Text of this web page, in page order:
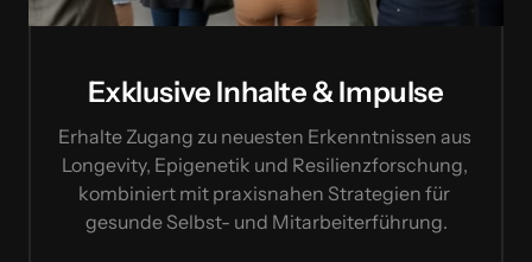
Exklusive Inhalte & Impulse
Erhalte Zugang zu neuesten Erkenntnissen aus
Longevity, Epigenetik und Resilienzforschung,
kombiniert mit praxisnahen Strategien für
gesunde Selbst- und Mitarbeiterführung.